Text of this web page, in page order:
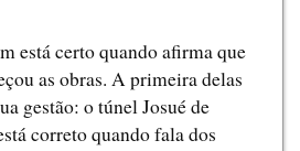
está certo quando afirma que
as obras. A primeira delas
gestão: o túnel Josué de
correto quando fala dos